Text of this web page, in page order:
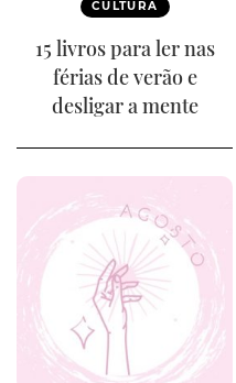
CULTURA
15 livros para ler nas
férias de verão e
desligar a mente